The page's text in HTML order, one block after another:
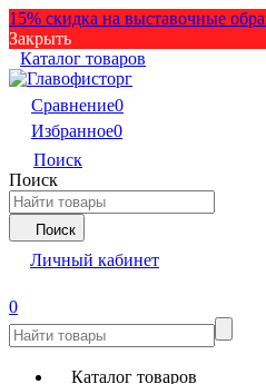
15% скидка на выставочные
Закрыть
Каталог товаров
Сравнение0
Избранное0
Поиск
Поиск
Поиск
Личный кабинет
0
Каталог товаров